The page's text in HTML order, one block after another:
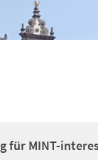
für MINT-